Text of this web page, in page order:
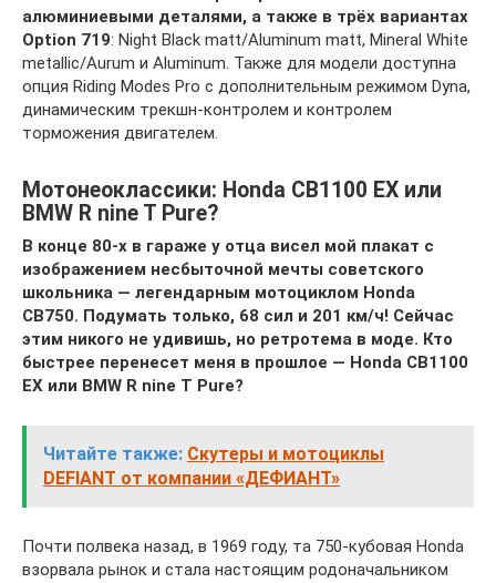
алюминиевыми деталями, а также в трёх вариантах
Option 719: Night Black matt/Aluminum matt, Mineral White
metallic/Aurum и Aluminum. Также для модели доступна
опция Riding Modes Pro с дополнительным режимом Dyna,
динамическим трекшн-контролем и контролем
торможения двигателем.
Мотонеоклассики: Honda CB1100 EX или
BMW R nine T Pure?
В конце 80-х в гараже у отца висел мой плакат с
изображением несбыточной мечты советского
школьника — легендарным мотоциклом Honda
CB750. Подумать только, 68 сил и 201 км/ч! Сейчас
этим никого не удивишь, но ретротема в моде. Кто
быстрее перенесет меня в прошлое — Honda CB1100
EX или BMW R nine T Pure?
Читайте также: Скутеры и мотоциклы
DEFIANT от компании «ДЕФИАНТ»
Почти полвека назад, в 1969 году, та 750-кубовая Honda
взорвала рынок и стала настоящим родоначальником